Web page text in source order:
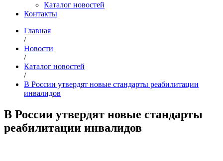
Каталог новостей
Контакты
Главная
/
Новости
/
Каталог новостей
/
В России утвердят новые стандарты реабилитации
инвалидов
В России утвердят новые стандарты
реабилитации инвалидов